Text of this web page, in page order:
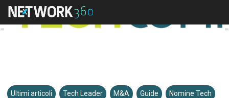
Ultimi articoli Tech Leader M&A Guide Nomine Tech